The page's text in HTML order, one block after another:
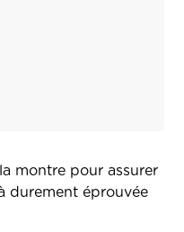
montre pour assurer
durement éprouvée